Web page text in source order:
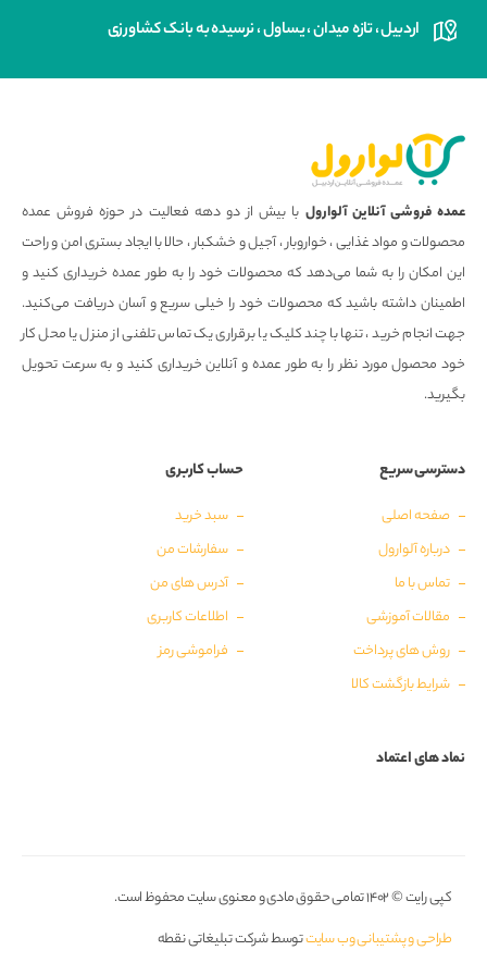
اردبیل ، تازه میدان ، یساول ، نرسیده به بانک کشاورزی
عمده فروشی آنلاین آلوارول با بیش از دو دهه فعالیت در حوزه فروش عمده
محصولات و مواد غذایی ، خواروبار ، آجیل و خشکبار ، حالا با ایجاد بستری امن و راحت
این امکان را به شما می‌دهد که محصولات خود را به طور عمده خریداری کنید و
اطمینان داشته باشید که محصولات خود را خیلی سریع و آسان دریافت می‌کنید.
جهت انجام خرید ، تنها با چند کلیک یا برقراری یک تماس تلفنی از منزل یا محل کار
خود محصول مورد نظر را به طور عمده و آنلاین خریداری کنید و به سرعت تحویل
بگیرید.
دسترسی سریع
صفحه اصلی
درباره آلوارول
تماس با ما
مقالات آموزشی
روش های پرداخت
شرایط بازگشت کالا
حساب کاربری
سبد خرید
سفارشات من
آدرس های من
اطلاعات کاربری
فراموشی رمز
نماد های اعتماد
کپی رایت © ۱۴۰۲ تمامی حقوق مادی و معنوی سایت محفوظ است.
طراحی و پشتیبانی وب سایتتوسط شرکت تبلیغاتی نقطه